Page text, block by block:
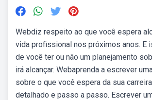
Webdiz respeito ao que você espera
vida profissional nos próximos anos. E
de você ter ou não um planejamento
irá alcançar. Webaprenda a escrever
sobre o que você espera da sua
detalhado e passo a passo. Escrever